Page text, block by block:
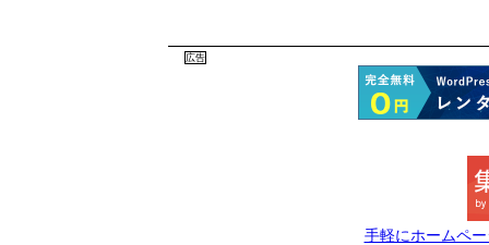
広告
手軽にホームペ